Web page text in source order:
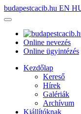
budapestcacib.hu EN
Online nevezés
Online ügyintézés
Kezdőlap
Kereső
Hírek
Galériák
Archívum
Kiállítóknak